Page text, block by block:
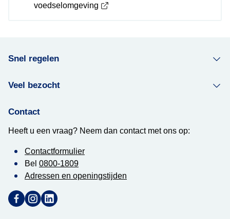
voedselomgeving
Snel regelen
Veel bezocht
Contact
Heeft u een vraag? Neem dan contact met ons op:
Contactformulier
Bel 0800-1809
Adressen en openingstijden